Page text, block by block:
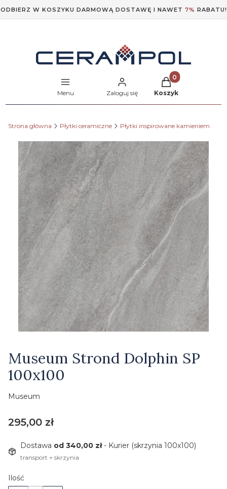
ODBIERZ W KOSZYKU DARMOWĄ DOSTAWĘ I NAWET 7% RABATU!
Menu Zaloguj się
Produkty w
Koszyk
Strona główna Płytki ceramiczne Płytki inspirowane kamieniem
Museum Strond Dolphin SP
100x100
Museum
Cena
295,00 zł
Dostawa od 340,00 zł- Kurier (skrzynia 100x100)
transport + skrzynia
Ilość